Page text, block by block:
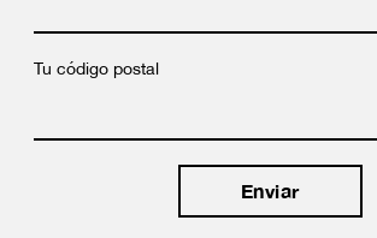
Tu código postal